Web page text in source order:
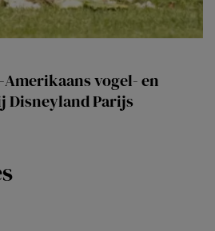
vogel- en
Parijs